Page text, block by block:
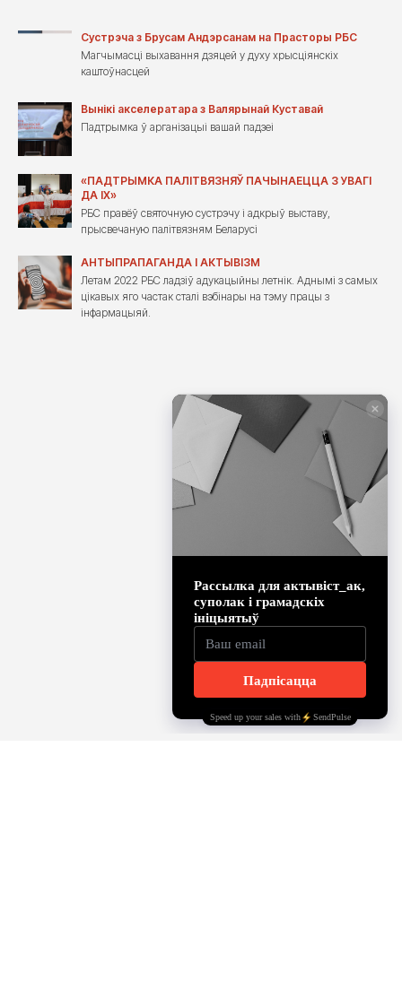
Сустрэча з Брусам Андэрсанам на Прасторы РБС
Магчымасці выхавання дзяцей у духу хрысціянскіх
каштоўнасцей
Вынікі акселератара з Валярынай Куставай
Падтрымка ў арганізацыі вашай падзеі
«ПАДТРЫМКА ПАЛІТВЯЗНЯЎ ПАЧЫНАЕЦЦА З УВАГІ
ДА ІХ»
РБС правёў святочную сустрэчу і адкрыў выставу,
прысвечаную палітвязням Беларусі
АНТЫПРАПАГАНДА І АКТЫВІЗМ
Летам 2022 РБС ладзіў адукацыйны летнік. Аднымі з самых
цікавых яго частак сталі вэбінары на тэму працы з
інфармацыяй.